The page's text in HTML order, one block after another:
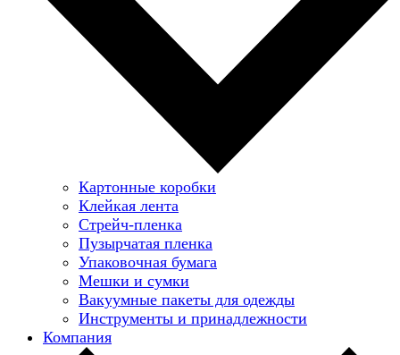
Картонные коробки
Клейкая лента
Стрейч-пленка
Пузырчатая пленка
Упаковочная бумага
Мешки и сумки
Вакуумные пакеты для одежды
Инструменты и принадлежности
Компания